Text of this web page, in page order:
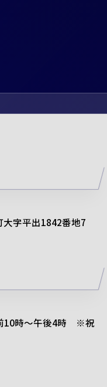
字平出1842番地7
10時～午後4時 ※祝